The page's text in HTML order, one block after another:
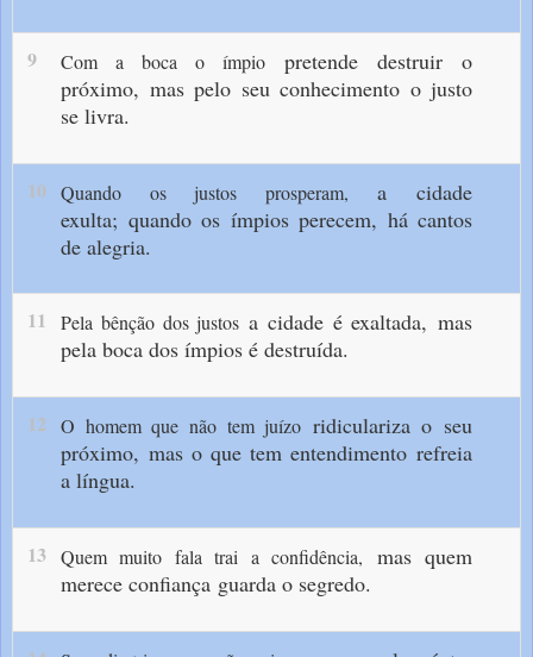
9 Com a boca o ímpio pretende destruir o
próximo,mas pelo seu conhecimento o justo
se livra.
10 Quando os justos prosperam,a cidade
exulta;quando os ímpios perecem, há cantos
de alegria.
11 Pela bênção dos justos a cidade é exaltada, mas
pela boca dos ímpios é destruída.
12 O homem que não tem juízo ridiculariza o seu
próximo, mas o que tem entendimento refreia
a língua.
13 Quem muito fala trai a confidência, mas quem
merece confiança guarda o segredo.